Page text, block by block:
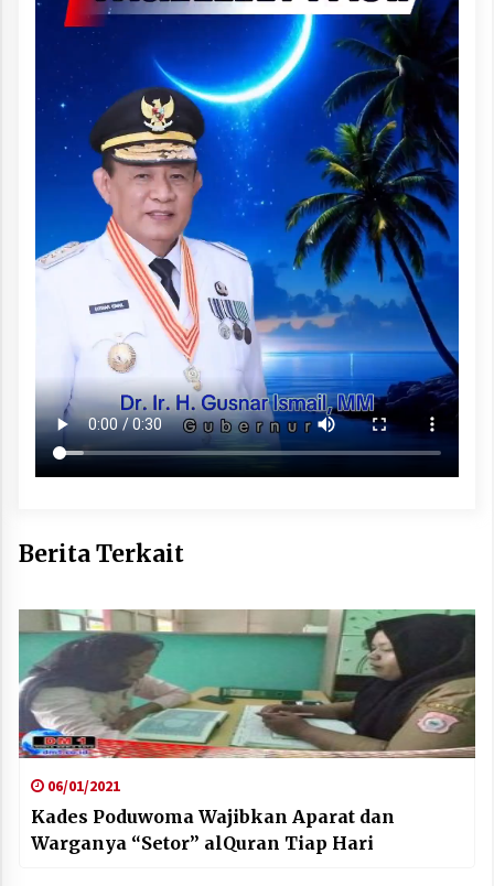
Berita Terkait
06/01/2021
Kades Poduwoma Wajibkan Aparat dan
Warganya “Setor” alQuran Tiap Hari